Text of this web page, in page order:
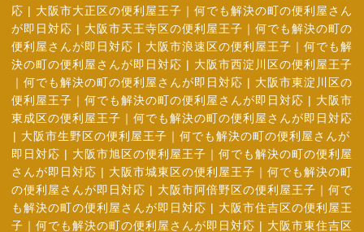
応 | 大阪市大正区の便利屋王子｜何でも解決の町の便利屋さん
が即日対応 | 大阪市天王寺区の便利屋王子｜何でも解決の町の
便利屋さんが即日対応 | 大阪市浪速区の便利屋王子｜何でも解
決の町の便利屋さんが即日対応 | 大阪市西淀川区の便利屋王子
｜何でも解決の町の便利屋さんが即日対応 | 大阪市東淀川区の
便利屋王子｜何でも解決の町の便利屋さんが即日対応 | 大阪市
東成区の便利屋王子｜何でも解決の町の便利屋さんが即日対応
| 大阪市生野区の便利屋王子｜何でも解決の町の便利屋さんが
即日対応 | 大阪市旭区の便利屋王子｜何でも解決の町の便利屋
さんが即日対応 | 大阪市城東区の便利屋王子｜何でも解決の町
の便利屋さんが即日対応 | 大阪市阿倍野区の便利屋王子｜何で
も解決の町の便利屋さんが即日対応 | 大阪市住吉区の便利屋王
子｜何でも解決の町の便利屋さんが即日対応 | 大阪市東住吉区